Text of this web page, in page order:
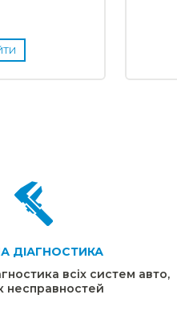
ДІАГНОСТИКА
всіх систем авто,
несправностей